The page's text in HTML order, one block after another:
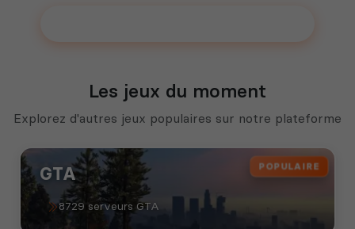
Les jeux du moment
Explorez d'autres jeux populaires sur notre plateforme
POPULAIRE
GTA
8729 serveurs GTA